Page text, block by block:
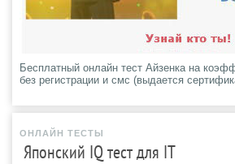
Бесплатный онлайн тест Айзенка на
без регистрации и смс (выдается
ОНЛАЙН ТЕСТЫ
Японский IQ тест для IT